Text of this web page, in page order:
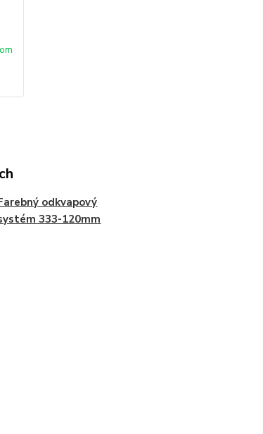
odkvapový
333-120mm